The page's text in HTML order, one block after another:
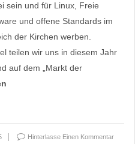
sein und für Linux, Freie
und offene Standards im
der Kirchen werben.
teilen wir uns in diesem Jahr
auf dem „Markt der
Hinterlasse Einen Kommentar